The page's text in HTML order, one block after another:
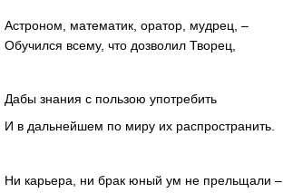
Астроном, математик, оратор, мудрец, –
Обучился всему, что дозволил Творец,
Дабы знания с пользою употребить
И в дальнейшем по миру их распространить.
Ни карьера, ни брак юный ум не прельщали –